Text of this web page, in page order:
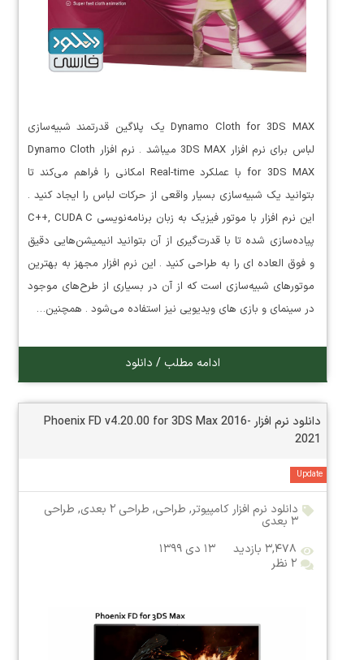
Dynamo Cloth for 3DS MAX یک پلاگین قدرتمند شبیه‌سازی
لباس برای نرم افزار 3DS MAX میباشد . نرم افزار Dynamo Cloth
for 3DS MAX با عملکرد Real-time امکانی را فراهم می‌کند تا
بتوانید یک شبیه‌سازی بسیار واقعی از حرکات لباس را ایجاد کنید .
این نرم افزار با موتور فیزیک به زبان برنامه‌نویسی C++, CUDA C
پیاده‌سازی شده تا با قدرت‌گیری از آن بتوانید انیمیشن‌هایی دقیق
و فوق العاده ای را به طراحی کنید . این نرم افزار مجهز به بهترین
موتورهای شبیه‌سازی است که از آن در بسیاری از طرح‌های موجود
در سینمای و بازی های ویدیویی نیز استفاده می‌شود . همچنین…
ادامه مطلب / دانلود
دانلود نرم افزار Phoenix FD v4.20.00 for 3DS Max 2016-
2021
Update
دانلود نرم افزار کامپیوتر, طراحی, طراحی ۲ بعدی , طراحی
۳ بعدی
۳,۴۷۸ بازدید
۱۳ دی ۱۳۹۹
۲ نظر